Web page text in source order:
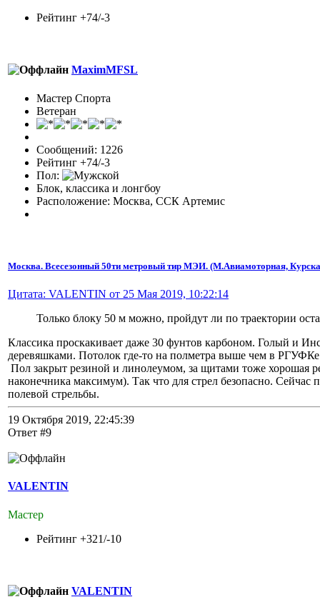
Рейтинг +74/-3
MaximMFSL
Мастер Спорта
Ветеран
Сообщений: 1226
Рейтинг +74/-3
Пол:
Блок, классика и лонгбоу
Расположение: Москва, ССК Артемис
Москва. Всесезонный 50ти метровый тир МЭИ. (М.Авиамоторная,
Цитата: VALENTIN от 25 Мая 2019, 10:22:14
Только блоку 50 м можно, пройдут ли по траектории
Классика проскакивает даже 30 фунтов карбоном. Голый и
деревяшками. Потолок где-то на полметра выше чем в
Пол закрыт резиной и линолеумом, за щитами тоже хорошая
наконечника максимум). Так что для стрел безопасно. Сейчас
полевой стрельбы.
19 Октября 2019, 22:45:39
Ответ #9
VALENTIN
Мастер
Рейтинг +321/-10
VALENTIN